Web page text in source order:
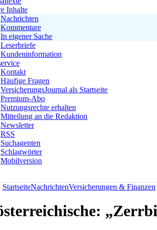
Inhalte
Nachrichten
Kommentare
In eigener Sache
Leserbriefe
Kundeninformation
Kontakt
Häufige Fragen
VersicherungsJournal als Startseite
Premium-Abo
Nutzungsrechte erhalten
Mitteilung an die Redaktion
Newsletter
RSS
Suchagenten
Schlagwörter
Mobilversion
StartseiteNachrichtenVersicherungen & Finanzen